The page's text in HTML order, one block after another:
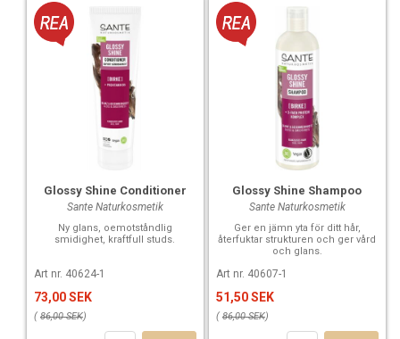
Glossy Shine Conditioner
Sante Naturkosmetik
Ny glans, oemotståndlig
smidighet, kraftfull studs.
Art nr. 40624-1
73,00 SEK
( 86,00 SEK)
Glossy Shine Shampoo
Sante Naturkosmetik
Ger en jämn yta för ditt hår,
återfuktar strukturen och ger vård
och glans.
Art nr. 40607-1
51,50 SEK
( 86,00 SEK)